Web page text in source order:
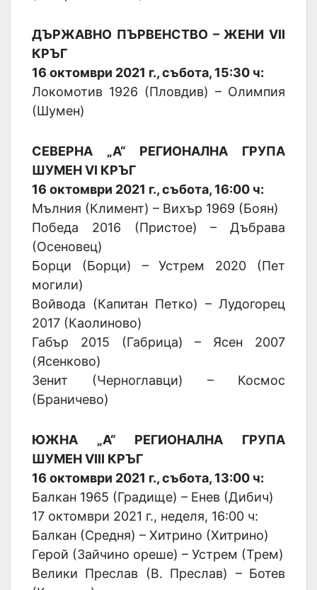
ДЪРЖАВНО ПЪРВЕНСТВО – ЖЕНИ VII
КРЪГ
16 октомври 2021 г., събота, 15:30 ч:
Локомотив 1926 (Пловдив) – Олимпия
(Шумен)
СЕВЕРНА „А“ РЕГИОНАЛНА ГРУПА
ШУМЕН VI КРЪГ
16 октомври 2021 г., събота, 16:00 ч:
Мълния (Климент) – Вихър 1969 (Боян)
Победа 2016 (Пристое) – Дъбрава
(Осеновец)
Борци (Борци) – Устрем 2020 (Пет
могили)
Войвода (Капитан Петко) – Лудогорец
2017 (Каолиново)
Габър 2015 (Габрица) – Ясен 2007
(Ясенково)
Зенит (Черноглавци) – Космос
(Браничево)
ЮЖНА „А“ РЕГИОНАЛНА ГРУПА
ШУМЕН VIII КРЪГ
16 октомври 2021 г., събота, 13:00 ч:
Балкан 1965 (Градище) – Енев (Дибич)
17 октомври 2021 г., неделя, 16:00 ч:
Балкан (Средня) – Хитрино (Хитрино)
Герой (Зайчино ореше) – Устрем (Трем)
Велики Преслав (В. Преслав) – Ботев